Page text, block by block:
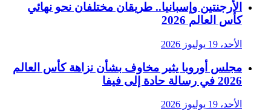
الأرجنتين وإسبانيا.. طريقان مختلفان نحو نهائي
كأس العالم 2026
الأحد، 19 يوليوز 2026
مجلس أوروبا يثير مخاوف بشأن نزاهة كأس العالم
2026 في رسالة حادة إلى فيفا
الأحد، 19 يوليوز 2026